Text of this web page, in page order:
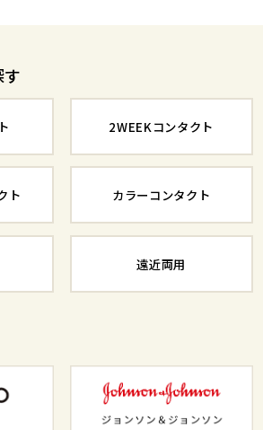
2WEEKコンタクト
ト カラーコンタクト
遠近両用